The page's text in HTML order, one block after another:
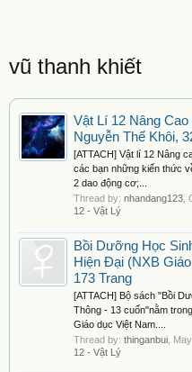
vũ thanh khiết
Vật Lí 12 Nâng
Nguyễn Thế Khôi,
[ATTACH] Vật lí 12 Nâng
các bạn những kiến thức
2 dao động cơ;...
Thread by: nhandang123
12 - Vật Lý
Bồi Dưỡng Học
Hiện Đại (NXB
173 Trang
[ATTACH] Bộ sách "Bồi
Thông - 13 cuốn"nằm
Giáo dục Việt Nam....
Thread by: thinganbui
12 - Vật Lý